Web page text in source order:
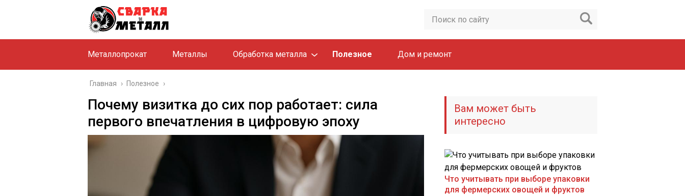
Металлопрокат Металлы Обработка металла Полезное Дом и ремонт
Главная › Полезное ›
Почему визитка до сих пор работает: сила
первого впечатления в цифровую эпоху
Вам может быть
интересно
Что учитывать при выборе упаковки
для фермерских овощей и фруктов